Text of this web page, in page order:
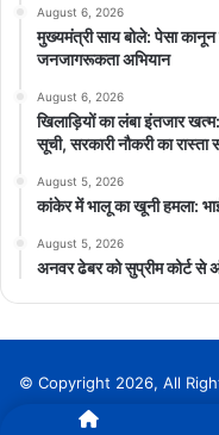
August 6, 2026
मुख्यमंत्री साय बोले: पेसा
जनजागरूकता अभियान
August 6, 2026
खिलाड़ियों का लंबा इंतजार
सूची, सरकारी नौकरी का रास्ता
August 5, 2026
कांकेर में भालू का खूनी हमला:
August 5, 2026
अनवर ढेबर को सुप्रीम कोर्ट से
© Copyright 2026, All